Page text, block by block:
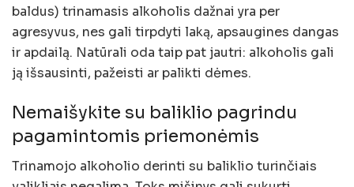
baldus) trinamasis alkoholis dažnai yra per
agresyvus, nes gali tirpdyti laką, apsaugines dangas
ir apdailą. Natūrali oda taip pat jautri: alkoholis gali
ją išsausinti, pažeisti ar palikti dėmes.
Nemaišykite su baliklio pagrindu
pagamintomis priemonėmis
Trinamojo alkoholio derinti su baliklio turinčiais